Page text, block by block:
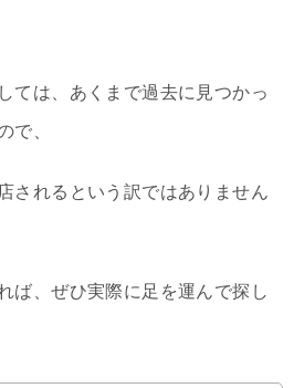
ては、あくまで過去に見つかっ
で、
されるという訳ではありません
ば、ぜひ実際に足を運んで探し